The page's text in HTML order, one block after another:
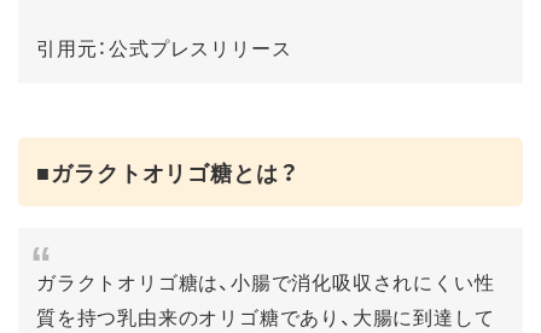
引用元：公式プレスリリース
■ガラクトオリゴ糖とは？
ガラクトオリゴ糖は、小腸で消化吸収されにくい性
質を持つ乳由来のオリゴ糖であり、大腸に到達して